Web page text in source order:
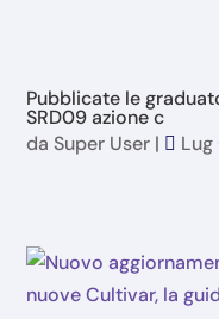
Pubblicate le
SRD09 azione c
da Super User | Lug